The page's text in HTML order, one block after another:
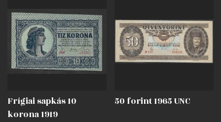
Frígiai sapkás 10
korona 1919
50 forint 1965 UNC